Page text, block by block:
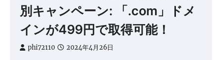
別キャンペーン: 「.com」ドメ
インが499円で取得可能！
phi72110 2024年4月26日